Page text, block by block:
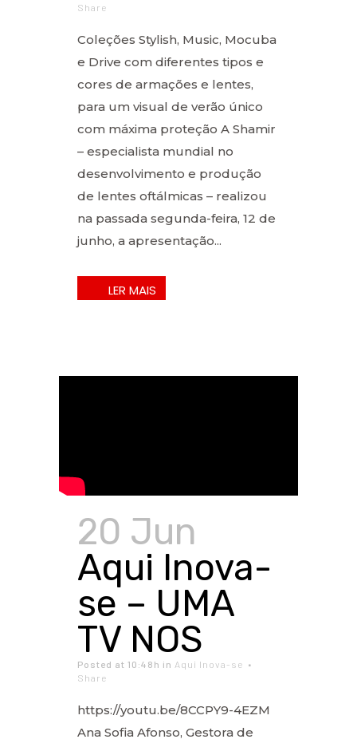
Share
Coleções Stylish, Music, Mocuba
e Drive com diferentes tipos e
cores de armações e lentes,
para um visual de verão único
com máxima proteção A Shamir
– especialista mundial no
desenvolvimento e produção
de lentes oftálmicas – realizou
na passada segunda-feira, 12 de
junho, a apresentação...
20 Jun
Aqui Inova-
se – UMA
TV NOS
Posted at 10:48h in Aqui Inova-se
Share
https://youtu.be/8CCPY9-4EZM
Ana Sofia Afonso, Gestora de